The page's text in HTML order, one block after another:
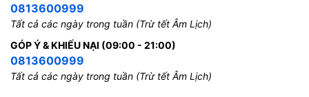
0813600999
Tất cả các ngày trong tuần (Trừ tết Âm Lịch)
GÓP Ý & KHIẾU NẠI (09:00 - 21:00)
0813600999
Tất cả các ngày trong tuần (Trừ tết Âm Lịch)